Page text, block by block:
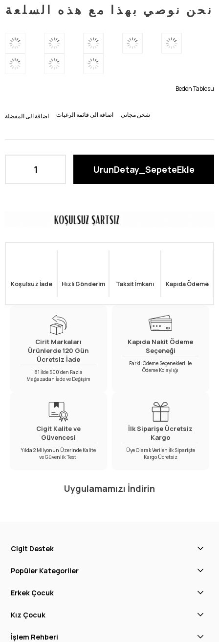
نحن نوصي بهذا مع هذه السلعة
Beden Tablosu
اضافة الى المفضلة اضافة الى قائمة الرغبات شحن مجاني
Koşulsuz İade Hızlı Gönderim Taksit İmkanı Kapıda Ödeme
Cirit Markaları
Ürünlerde 120 Gün
Ücretsiz İade
81 İlde 500’den Fazla
Mağazadan İade ve Değişim
Kapıda Nakit Ödeme
Seçeneği
Farklı Ödeme Seçenekleri ile
Ödeme Kolaylığı
Cigit Kalite ve
Güvencesi
Yılda 2 Milyonun Üzerinde Kalite
ve Güvenlik Testi
İlk Siparişe Ücretsiz
Kargo
Üye Olarak Verilen İlk Siparişte
Kargo Ücretsiz
Uygulamamızı İndirin
Cigit Destek
Popüler Kategoriler
Erkek Çocuk
Kız Çocuk
İşlem Rehberi